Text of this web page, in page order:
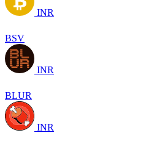
INR
BSV
INR
BLUR
INR